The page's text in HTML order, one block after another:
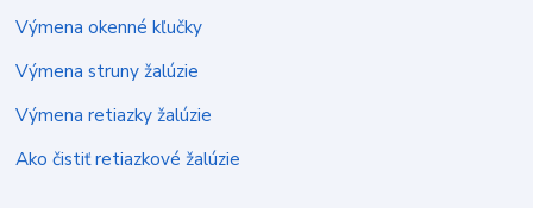
Výmena okenné kľučky
Výmena struny žalúzie
Výmena retiazky žalúzie
Ako čistiť retiazkové žalúzie